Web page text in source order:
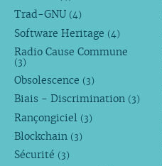
Trad-GNU (4)
Software Heritage (4)
Radio Cause Commune
(3)
Obsolescence (3)
Biais - Discrimination (3)
Rançongiciel (3)
Blockchain (3)
Sécurité (3)